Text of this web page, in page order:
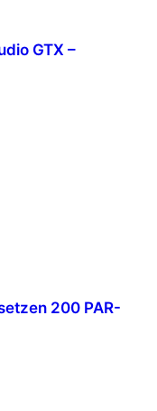
GTX –
200 PAR-